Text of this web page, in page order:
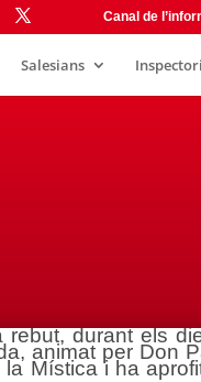
Canal de
Salesians
rebut, durant els
animat per Don
Mística i ha